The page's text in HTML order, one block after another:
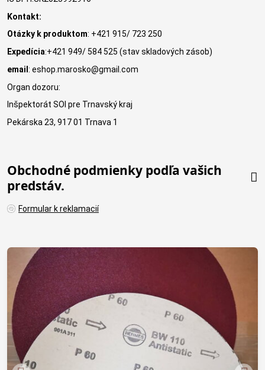
Kontakt:
Otázky k produktom: +421 915/ 723 250
Expedícia:+421 949/ 584 525 (stav skladových zásob)
email : eshop.marosko@gmail.com
Organ dozoru:
Inšpektorát SOI pre Trnavský kraj
Pekárska 23, 917 01 Trnava 1
Obchodné podmienky podľa vašich
predstáv.
Formular k reklamacií